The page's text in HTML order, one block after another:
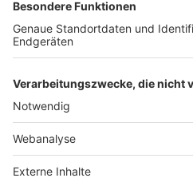
Nutzungsbedingungen